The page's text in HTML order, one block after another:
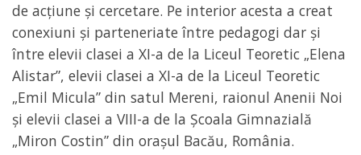
de acțiune și cercetare. Pe interior acesta a creat
conexiuni și parteneriate între pedagogi dar și
între elevii clasei a XI-a de la Liceul Teoretic „Elena
Alistar”, elevii clasei a XI-a de la Liceul Teoretic
„Emil Micula” din satul Mereni, raionul Anenii Noi
și elevii clasei a VIII-a de la Școala Gimnazială
„Miron Costin” din orașul Bacău, România.